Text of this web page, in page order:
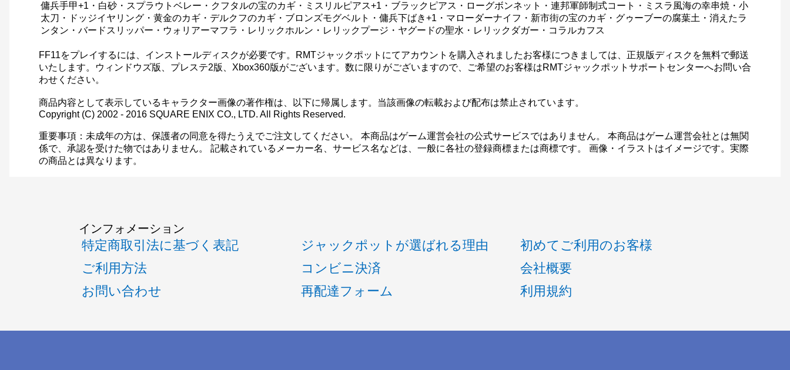
傭兵手甲+1・白砂・スプラウトベレー・クフタルの宝のカギ・ミスリルピアス+1・ブラックピアス・ローグボンネット・連邦軍師制式コート・ミスラ風海の幸串焼・小
太刀・ドッジイヤリング・黄金のカギ・デルクフのカギ・ブロンズモグベルト・傭兵下ばき+1・マローダーナイフ・新市街の宝のカギ・グゥーブーの腐葉土・消えたラ
ンタン・バードスリッパー・ウォリアーマフラ・レリックホルン・レリックプージ・ヤグードの聖水・レリックダガー・コラルカフス
FF11をプレイするには、インストールディスクが必要です。RMTジャックポットにてアカウントを購入されましたお客様につきましては、正規版ディスクを無料で郵送
いたします。ウィンドウズ版、プレステ2版、Xbox360版がございます。数に限りがございますので、ご希望のお客様はRMTジャックポットサポートセンターへお問い合
わせください。
商品内容として表示しているキャラクター画像の著作権は、以下に帰属します。当該画像の転載および配布は禁止されています。
Copyright (C) 2002 - 2016 SQUARE ENIX CO., LTD. All Rights Reserved.
重要事項：未成年の方は、保護者の同意を得たうえでご注文してください。 本商品はゲーム運営会社の公式サービスではありません。 本商品はゲーム運営会社とは無関
係で、承認を受けた物ではありません。 記載されているメーカー名、サービス名などは、一般に各社の登録商標または商標です。 画像・イラストはイメージです。実際
の商品とは異なります。
インフォメーション
特定商取引法に基づく表記 ジャックポットが選ばれる理由
初めてご利用のお客様
ご利用方法
コンビニ決済
会社概要
お問い合わせ
再配達フォーム 利用規約